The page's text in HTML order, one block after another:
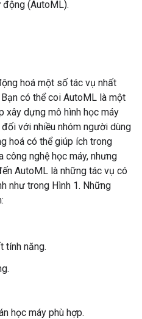
động (AutoML).
hoá một số tác vụ nhất
có thể coi AutoML là một
xây dựng mô hình học máy
với nhiều nhóm người dùng
hoá có thể giúp ích trong
công nghệ học máy, nhưng
AutoML là những tác vụ có
như trong Hình 1. Những
tính năng.
học máy phù hợp.